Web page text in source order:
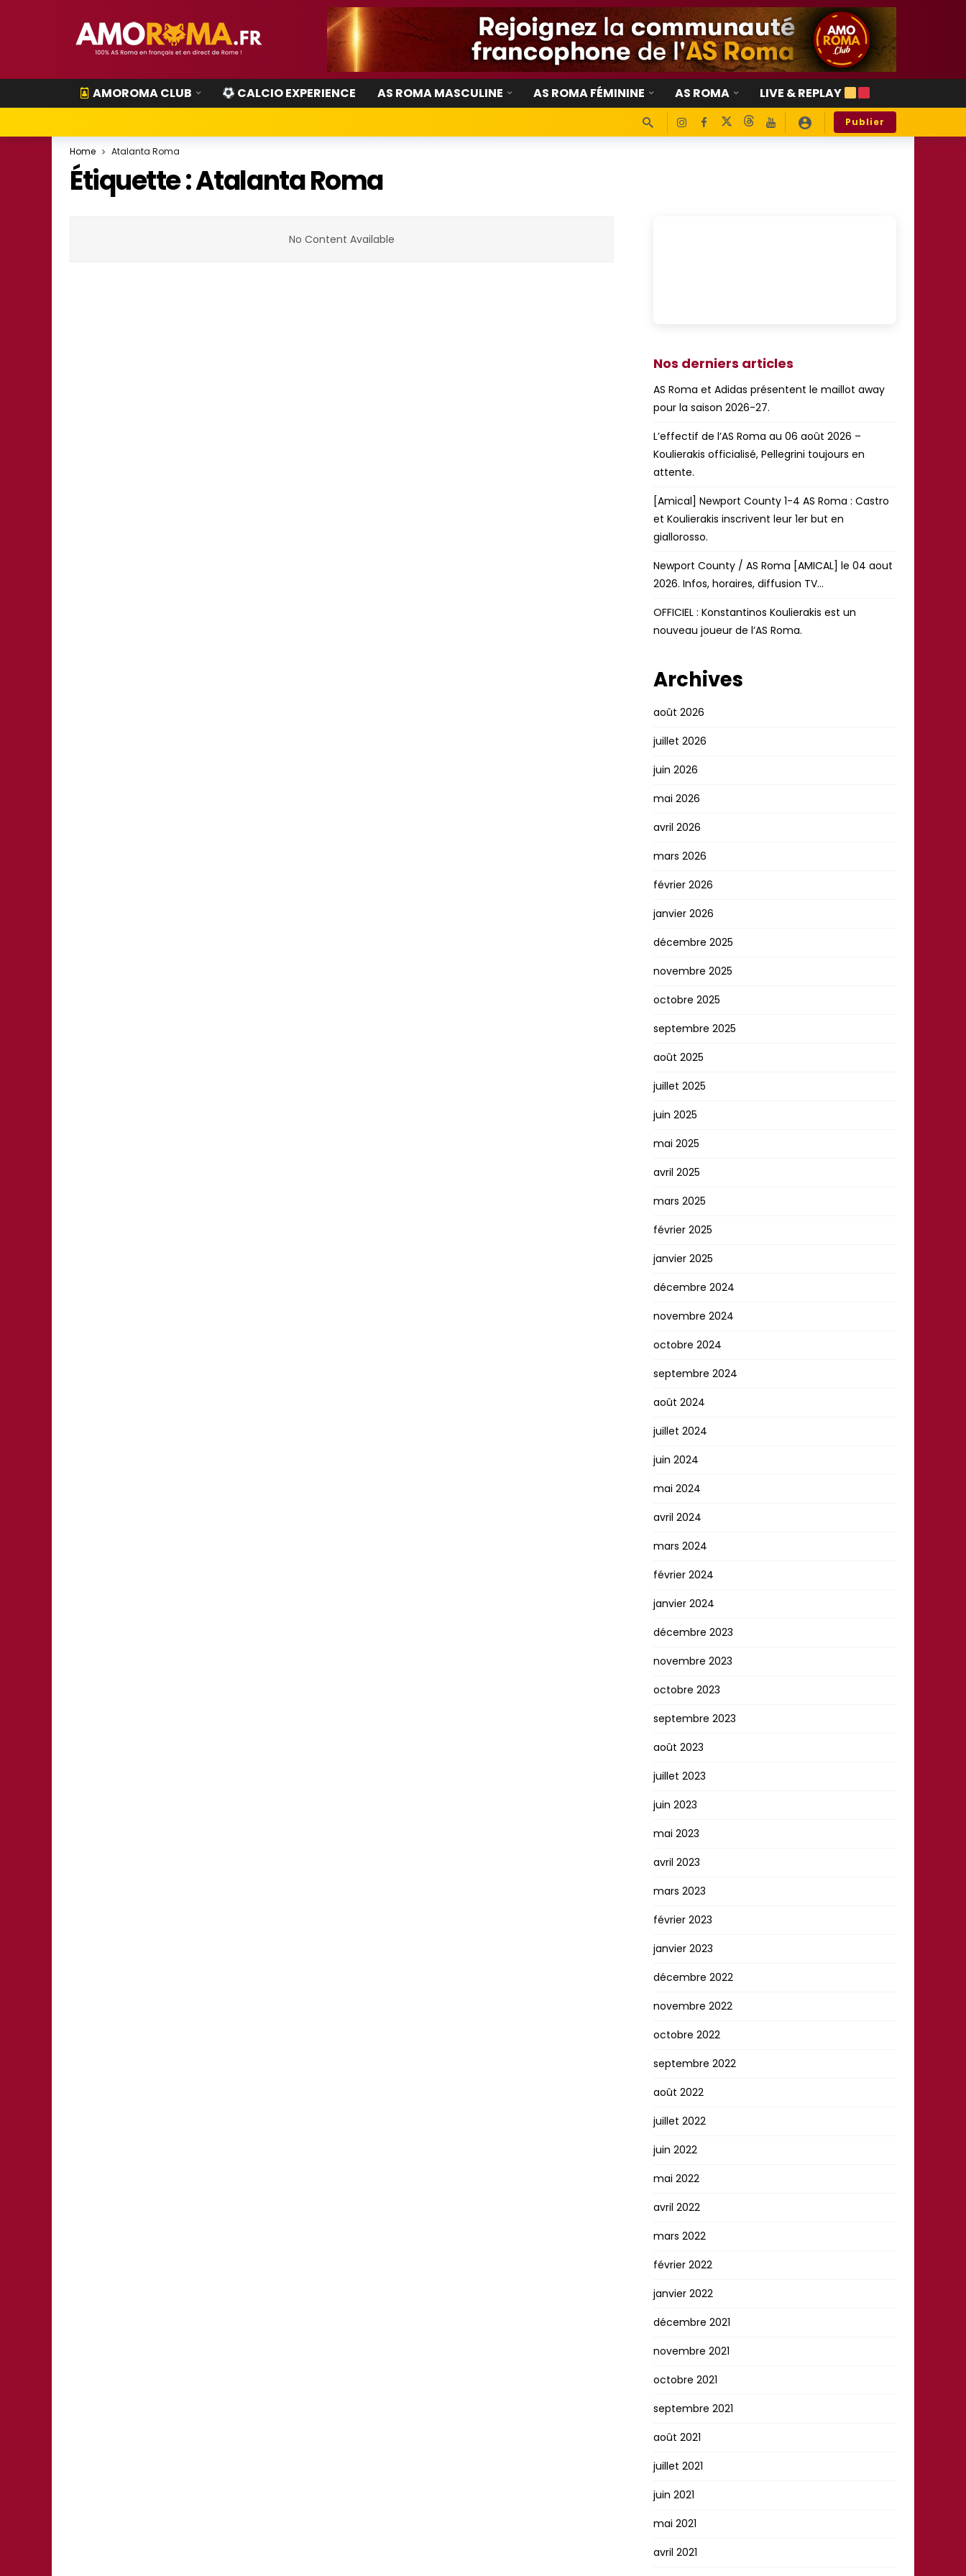
AMOROMA CLUB CALCIO EXPERIENCE AS ROMA MASCULINE AS ROMA FÉMININE AS ROMA LIVE & REPLAY
Publier
Home Atalanta Roma
Étiquette :Atalanta Roma
No Content Available
Nos derniers articles
AS Roma et Adidas présentent le maillot away
pour la saison 2026-27.
L’effectif de l’AS Roma au 06 août 2026 –
Koulierakis officialisé, Pellegrini toujours en
attente.
[Amical] Newport County 1-4 AS Roma : Castro
et Koulierakis inscrivent leur 1er but en
giallorosso.
Newport County / AS Roma [AMICAL] le 04 aout
2026. Infos, horaires, diffusion TV…
OFFICIEL : Konstantinos Koulierakis est un
nouveau joueur de l’AS Roma.
Archives
août 2026
juillet 2026
juin 2026
mai 2026
avril 2026
mars 2026
février 2026
janvier 2026
décembre 2025
novembre 2025
octobre 2025
septembre 2025
août 2025
juillet 2025
juin 2025
mai 2025
avril 2025
mars 2025
février 2025
janvier 2025
décembre 2024
novembre 2024
octobre 2024
septembre 2024
août 2024
juillet 2024
juin 2024
mai 2024
avril 2024
mars 2024
février 2024
janvier 2024
décembre 2023
novembre 2023
octobre 2023
septembre 2023
août 2023
juillet 2023
juin 2023
mai 2023
avril 2023
mars 2023
février 2023
janvier 2023
décembre 2022
novembre 2022
octobre 2022
septembre 2022
août 2022
juillet 2022
juin 2022
mai 2022
avril 2022
mars 2022
février 2022
janvier 2022
décembre 2021
novembre 2021
octobre 2021
septembre 2021
août 2021
juillet 2021
juin 2021
mai 2021
avril 2021